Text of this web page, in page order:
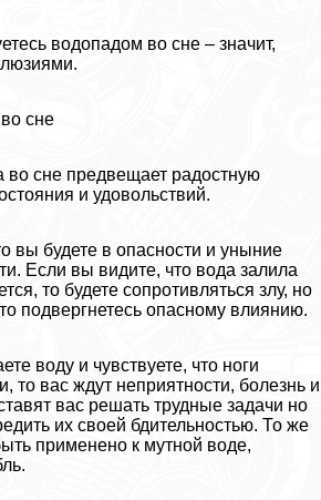
водопадом во сне – значит,
сне
во сне предвещает радостную
и удовольствий.
вы будете в опасности и уныние
Если вы видите, что вода залила
то будете сопротивляться злу, но
подвергнетесь опасному влиянию.
воду и чувствуете, что ноги
то вас ждут неприятности, болезнь и
вас решать трудные задачи но
их своей бдительностью. То же
применено к мутной воде,